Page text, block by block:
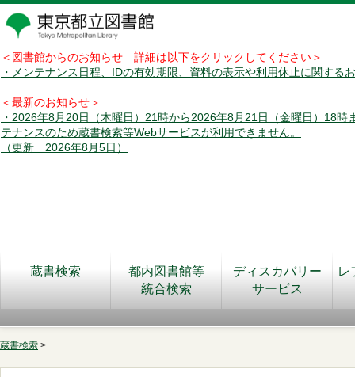
＜図書館からのお知らせ 詳細は以下をクリックしてください＞
・メンテナンス日程、IDの有効期限、資料の表示や利用休止に関する
＜最新のお知らせ＞
・2026年8月20日（木曜日）21時から2026年8月21日（金曜日）18時
テナンスのため蔵書検索等Webサービスが利用できません。
（更新 2026年8月5日）
蔵書検索
都内図書館等
統合検索
ディスカバリー
サービス
レ
蔵書検索 >